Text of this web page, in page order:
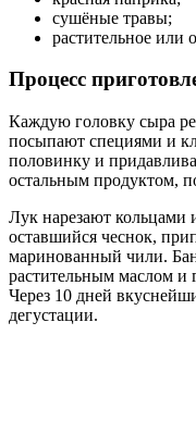
сушёные травы;
растительное или
Процесс
Каждую головку сыра
посыпают специями и
половинку и
остальным продуктом,
Лук нарезают кольцами
оставшийся чеснок,
маринованный чили.
растительным маслом и
Через 10 дней
дегустации.